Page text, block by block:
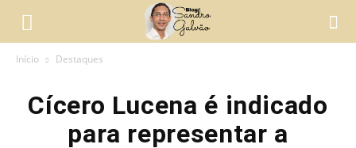
Início Destaques
Cícero Lucena é indicado
para representar a